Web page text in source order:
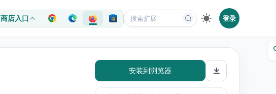
商店入口 登录
安装到浏览器